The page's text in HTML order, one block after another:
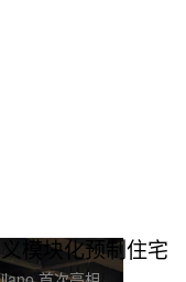
模块化预制住宅